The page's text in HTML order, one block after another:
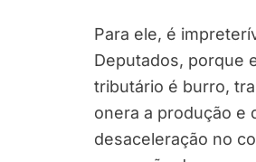
Para ele, é
Deputados, porque
tributário é burro,
onera a produção e
desaceleração no